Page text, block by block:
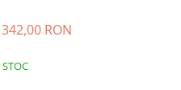
342,00 RON